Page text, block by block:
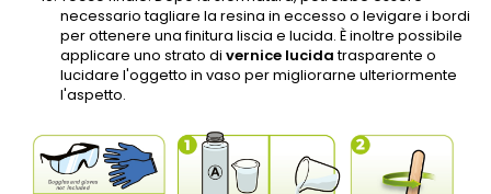
necessario tagliare la resina in eccesso o levigare i bordi
per ottenere una finitura liscia e lucida. È inoltre possibile
applicare uno strato di vernice lucidatrasparente o
lucidare l'oggetto in vaso per migliorarne ulteriormente
l'aspetto.